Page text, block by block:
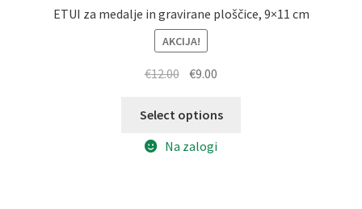
ETUI za medalje in gravirane ploščice, 9×11 cm
AKCIJA!
€12.00 Izvirna
je
€12.00.
€9.00
je:
Select options
Na zalogi